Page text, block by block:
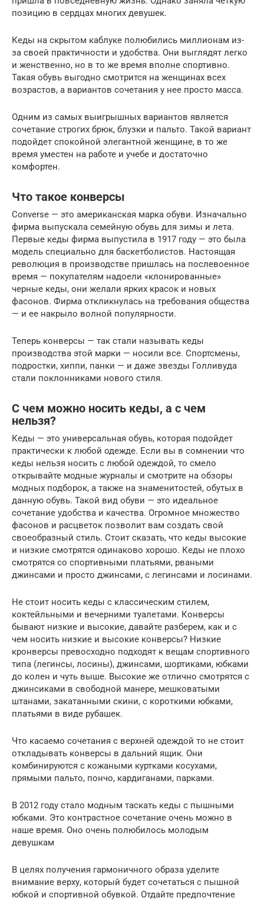
позицию в сердцах многих девушек.
Кеды на скрытом каблуке полюбились миллионам из-
за своей практичности и удобства. Они выглядят легко
и женственно, но в то же время вполне спортивно.
Такая обувь выгодно смотрится на женщинах всех
возрастов, а вариантов сочетания у нее просто масса.
Одним из самых выигрышных вариантов является
сочетание строгих брюк, блузки и пальто. Такой вариант
подойдет спокойной элегантной женщине, в то же
время уместен на работе и учебе и достаточно
комфортен.
Что такое конверсы
Converse — это американская марка обуви. Изначально
фирма выпускала семейную обувь для зимы и лета.
Первые кеды фирма выпустила в 1917 году — это была
модель специально для баскетболистов. Настоящая
революция в производстве пришлась на послевоенное
время — покупателям надоели «клонированные»
черные кеды, они желали ярких красок и новых
фасонов. Фирма откликнулась на требования общества
— и ее накрыло волной популярности.
Теперь конверсы — так стали называть кеды
производства этой марки — носили все. Спортсмены,
подростки, хиппи, панки — и даже звезды Голливуда
стали поклонниками нового стиля.
С чем можно носить кеды, а с чем
нельзя?
Кеды — это универсальная обувь, которая подойдет
практически к любой одежде. Если вы в сомнении что
кеды нельзя носить с любой одеждой, то смело
открывайте модные журналы и смотрите на обзоры
модных подборок, а также на знаменитостей, обутых в
данную обувь. Такой вид обуви — это идеальное
сочетание удобства и качества. Огромное множество
фасонов и расцветок позволит вам создать свой
своеобразный стиль. Стоит сказать, что кеды высокие
и низкие смотрятся одинаково хорошо. Кеды не плохо
смотрятся со спортивными платьями, рваными
джинсами и просто джинсами, с легинсами и лосинами.
Не стоит носить кеды с классическим стилем,
коктейльными и вечерними туалетами. Конверсы
бывают низкие и высокие, давайте разберем, как и с
чем носить низкие и высокие конверсы? Низкие
кронверсы превосходно подходят к вещам спортивного
типа (легинсы, лосины), джинсами, шортиками, юбками
до колен и чуть выше. Высокие же отлично смотрятся с
джинсиками в свободной манере, мешковатыми
штанами, закатанными скини, с короткими юбками,
платьями в виде рубашек.
Что касаемо сочетания с верхней одеждой то не стоит
откладывать конверсы в дальний ящик. Они
комбинируются с кожаными куртками косухами,
прямыми пальто, пончо, кардиганами, парками.
В 2012 году стало модным таскать кеды с пышными
юбками. Это контрастное сочетание очень можно в
наше время. Оно очень полюбилось молодым
девушкам
В целях получения гармоничного образа уделите
внимание верху, который будет сочетаться с пышной
юбкой и спортивной обувкой. Отдайте предпочтение